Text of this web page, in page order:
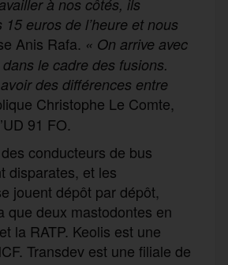
à nos côtés, ils
euros de l’heure et nous
Anis Rafa. « On arrive avec
le cadre des fusions.
des différences entre
Christophe Le Comte,
91 FO.
conducteurs de bus
disparates, et les
jouent dépôt par dépôt,
que deux mastodontes en
la RATP. Keolis est une
Transdev est une filiale de